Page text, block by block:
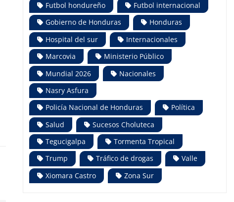
Futbol hondureño
Futbol internacional
Gobierno de Honduras
Honduras
Hospital del sur
Internacionales
Marcovia
Ministerio Público
Mundial 2026
Nacionales
Nasry Asfura
Policía Nacional de Honduras
Política
Salud
Sucesos Choluteca
Tegucigalpa
Tormenta Tropical
Trump
Tráfico de drogas
Valle
Xiomara Castro
Zona Sur